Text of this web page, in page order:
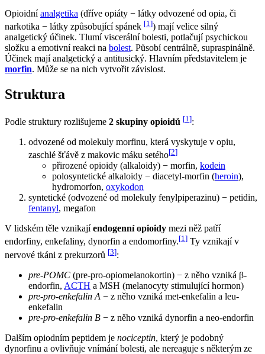
Opioidníanalgetika (dříve opiáty − látky odvozené od opia, či
narkotika − látky způsobující spánek [1 ]) mají velice silný
analgetický účinek. Tlumí viscerální bolesti, potlačují psychickou
složku a emotivní reakci na bolest. Působí centrálně, supraspinálně.
Účinek mají analgetický a antitusický. Hlavním představitelem je
morfin. Může se na nich vytvořit závislost.
Struktura
Podle struktury rozlišujeme 2 skupiny opioidů [1 ]:
odvozené od molekuly morfinu, která vyskytuje v opiu,
zaschlé šťávě z makovic máku setého[2]
přirozené opioidy (alkaloidy) − morfin, kodein
polosyntetické alkaloidy − diacetyl-morfin (heroin),
hydromorfon, oxykodon
syntetické (odvozené od molekuly fenylpiperazinu) − petidin,
fentanyl, megafon
V lidském těle vznikajíendogenní opioidy mezi něž patří
endorfiny, enkefaliny, dynorfin a endomorfiny.[1] Ty vznikají v
nervové tkáni z prekurzorů [3]:
pre-POMC (pre-pro-opiomelanokortin) − z něho vzniká β-
endorfin, ACTH a MSH (melanocyty stimulující hormon)
pre-pro-enkefalin A − z něho vzniká met-enkefalin a leu-
enkefalin
pre-pro-enkefalin B − z něho vzniká dynorfin a neo-endorfin
Dalším opiodním peptidem je nociceptin, který je podobný
dynorfinu a ovlivňuje vnímání bolesti, ale nereaguje s některým ze